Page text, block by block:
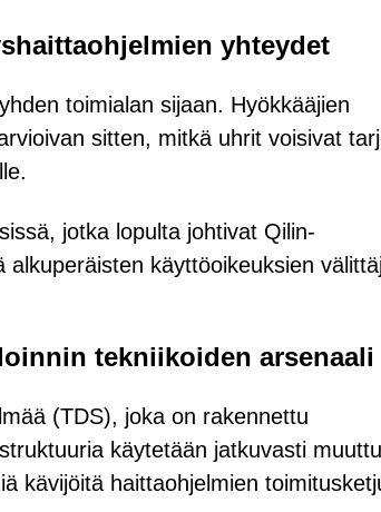
yhteydet
toimialan sijaan. Hyökkääjien
sitten, mitkä uhrit voisivat
jotka lopulta johtivat Qilin-
käyttöoikeuksien
tekniikoiden arsenaali
(TDS), joka on rakennettu
käytetään jatkuvasti
kävijöitä haittaohjelmien